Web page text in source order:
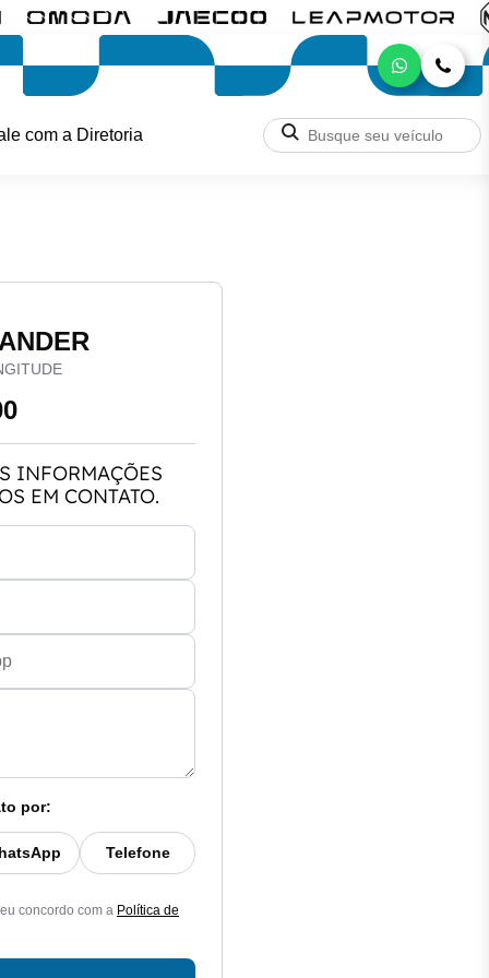
com a Diretoria
INFORMAÇÕES
EM CONTATO.
por:
Telefone
concordo com a Política de